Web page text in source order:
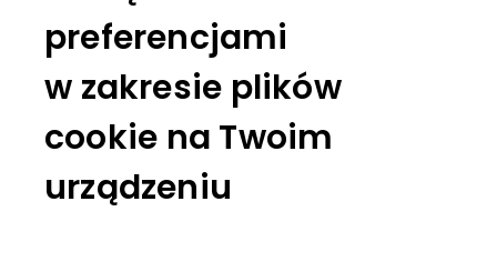
preferencjami
w zakresie plików
cookie na Twoim
urządzeniu